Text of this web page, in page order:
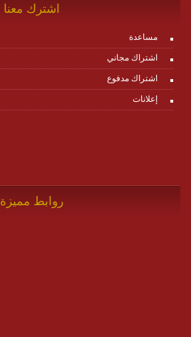
اشترك معنا
مساعدة
اشتراك مجاني
اشتراك مدفوع
إعلانات
روابط مميزة